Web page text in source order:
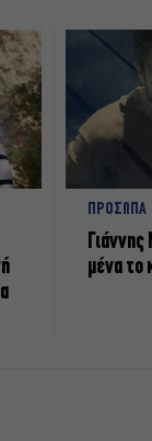
ΠΡΟΣΩΠΑ
μένα το